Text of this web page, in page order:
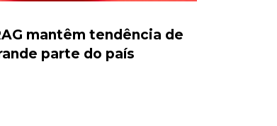
mantêm tendência de
parte do país